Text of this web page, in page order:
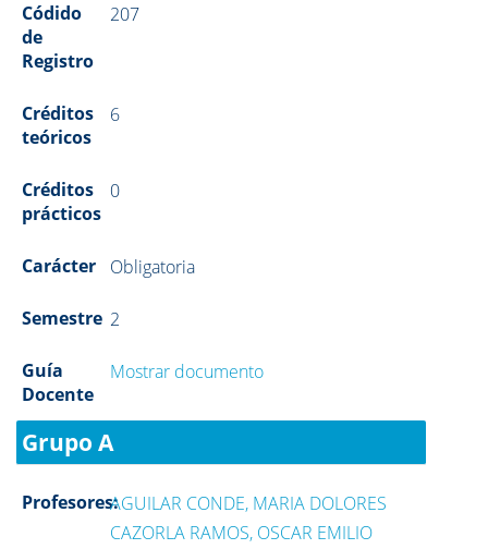
Códido
de
Registro
207
Créditos
teóricos
6
Créditos
prácticos
0
Carácter Obligatoria
Semestre 2
Guía
Docente
Mostrar documento
Grupo A
Profesores:AGUILAR CONDE, MARIA DOLORES
CAZORLA RAMOS, OSCAR EMILIO